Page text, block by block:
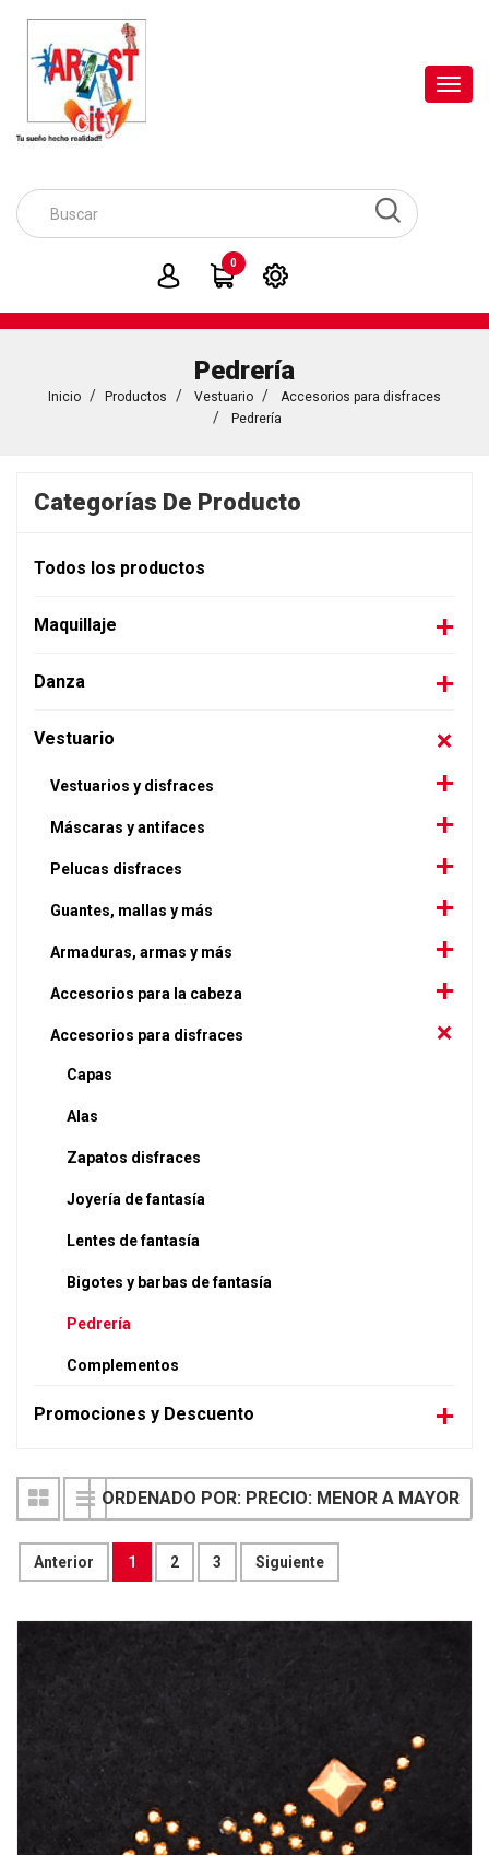
0
Pedrería
Inicio Productos Vestuario
Accesorios para disfraces
Pedrería
Categorías De Producto
Todos los productos
Maquillaje
Danza
Vestuario
Vestuarios y disfraces
Máscaras y antifaces
Pelucas disfraces
Guantes, mallas y más
Armaduras, armas y más
Accesorios para la cabeza
Accesorios para disfraces
Capas
Alas
Zapatos disfraces
Joyería de fantasía
Lentes de fantasía
Bigotes y barbas de fantasía
Pedrería
Complementos
Promociones y Descuento
Anterior 1 2 3 Siguiente
ORDENADO POR: PRECIO: MENOR A MAYOR